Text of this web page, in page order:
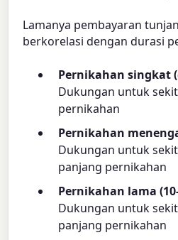
Lamanya pembayaran
berkorelasi dengan durasi
Pernikahan singkat
Dukungan untuk
pernikahan
Pernikahan
Dukungan untuk
panjang pernikahan
Pernikahan lama
Dukungan untuk
panjang pernikahan